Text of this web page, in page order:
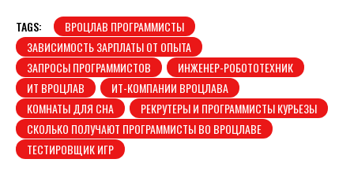
TAGS:
ВРОЦЛАВ ПРОГРАММИСТЫ
ЗАВИСИМОСТЬ ЗАРПЛАТЫ ОТ ОПЫТА
ЗАПРОСЫ ПРОГРАММИСТОВ
ИНЖЕНЕР-РОБОТОТЕХНИК
ИТ ВРОЦЛАВ
ИТ-КОМПАНИИ ВРОЦЛАВА
КОМНАТЫ ДЛЯ СНА
РЕКРУТЕРЫ И ПРОГРАММИСТЫ КУРЬЕЗЫ
СКОЛЬКО ПОЛУЧАЮТ ПРОГРАММИСТЫ ВО ВРОЦЛАВЕ
ТЕСТИРОВЩИК ИГР